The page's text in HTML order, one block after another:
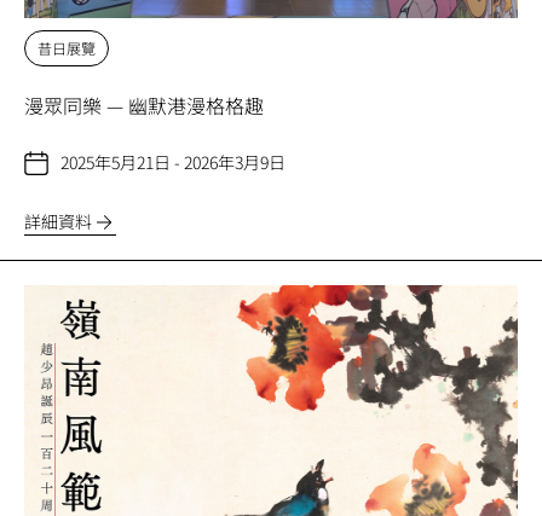
昔日展覽
漫眾同樂 — 幽默港漫格格趣
2025年5月21日 - 2026年3月9日
詳細資料